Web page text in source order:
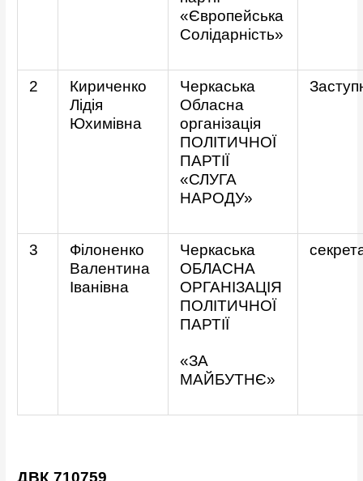
«Європейська
Солідарність»
2
Кириченко
Лідія
Юхимівна
Черкаська
Обласна
організація
ПОЛІТИЧНОЇ
ПАРТІЇ
«СЛУГА
НАРОДУ»
3
Філоненко
Валентина
Іванівна
Черкаська
ОБЛАСНА
ОРГАНІЗАЦІЯ
ПОЛІТИЧНОЇ
ПАРТІЇ
«ЗА
МАЙБУТНЄ»
ДВК 710759